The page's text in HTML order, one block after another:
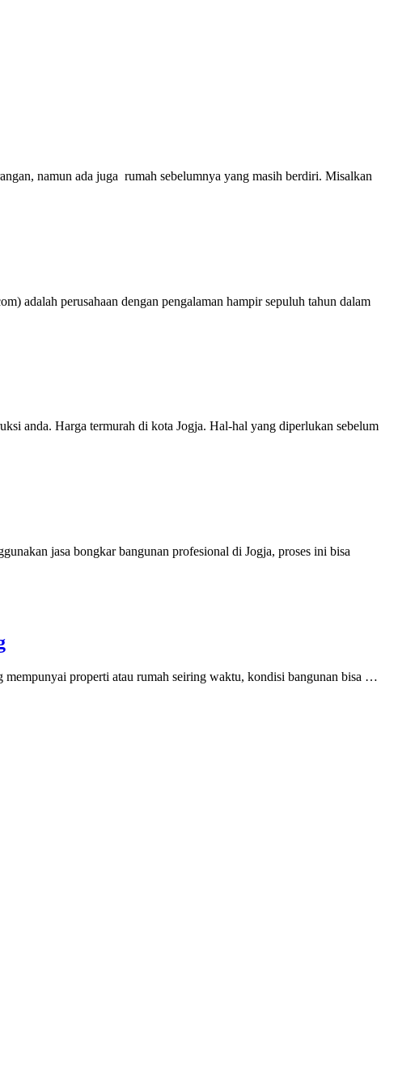
namun ada juga rumah sebelumnya yang masih berdiri. Misalkan
adalah perusahaan dengan pengalaman hampir sepuluh tahun dalam
anda. Harga termurah di kota Jogja. Hal-hal yang diperlukan sebelum
jasa bongkar bangunan profesional di Jogja, proses ini bisa
mempunyai properti atau rumah seiring waktu, kondisi bangunan bisa …